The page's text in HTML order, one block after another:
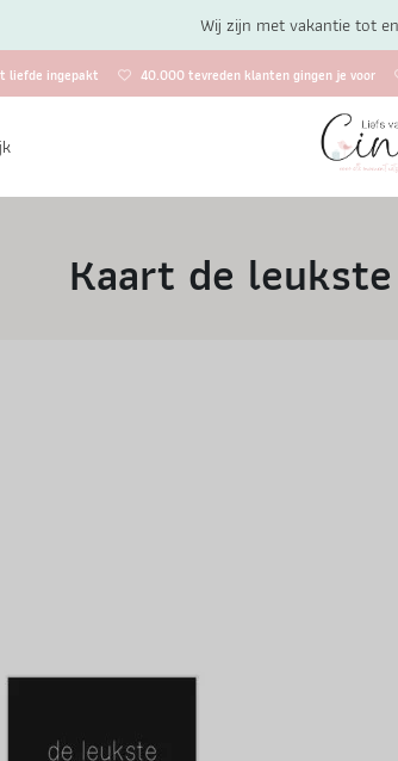
liefde ingepakt 40.000 tevreden klanten gingen je voor
Kaart de
Wij zijn met vakantie tot